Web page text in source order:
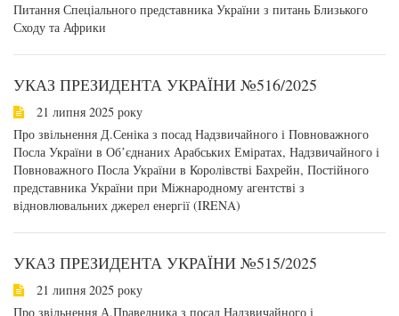
Питання Спеціального представника України з питань Близького
Сходу та Африки
УКАЗ ПРЕЗИДЕНТА УКРАЇНИ №516/2025
21 липня 2025 року
Про звільнення Д.Сеніка з посад Надзвичайного і Повноважного
Посла України в Обʼєднаних Арабських Еміратах, Надзвичайного і
Повноважного Посла України в Королівстві Бахрейн, Постійного
представника України при Міжнародному агентстві з
відновлювальних джерел енергії (IRENA)
УКАЗ ПРЕЗИДЕНТА УКРАЇНИ №515/2025
21 липня 2025 року
Про звільнення А.Праведника з посад Надзвичайного і